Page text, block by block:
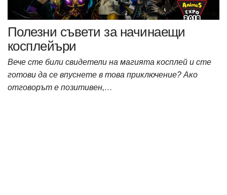
Полезни съвети за начинаещи
косплейъри
Вече сте били свидетели на магията косплей и сте
готови да се впуснете в това приключение? Ако
отговорът е позитивен,…